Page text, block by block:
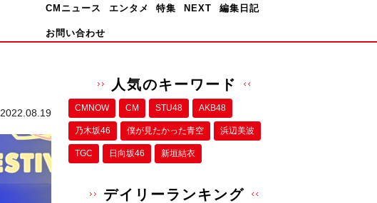
CMニュース エンタメ 特集 NEXT 編集日記
お問い合わせ
2022.08.19
人気のキーワード
CMNOW CM STU48 AKB48
乃木坂46 僕が⾒たかった⻘空 浜辺美波
TGC 日向坂46 新垣結衣
デイリーランキング